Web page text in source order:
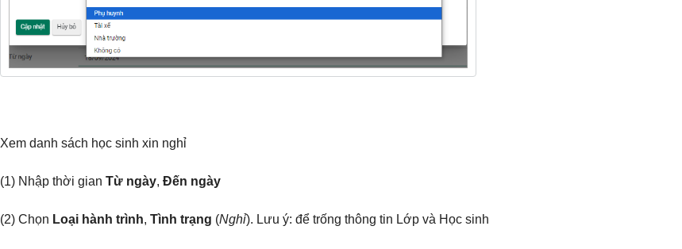
Xem danh sách học sinh xin nghỉ
(1) Nhập thời gianTừ ngày,Đến ngày
(2) Chọn Loại hành trình,Tình trạng (Nghỉ). Lưu ý: để trống thông tin Lớp và Học sinh